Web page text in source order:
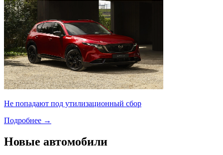
Не попадают под утилизационный сбор
Подробнее →
Новые автомобили